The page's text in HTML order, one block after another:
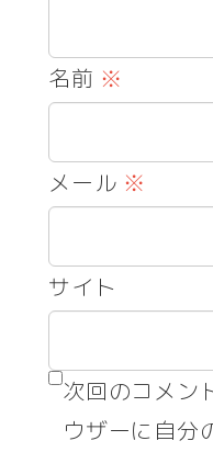
名前 ※
メール ※
サイト
次回のコメン
ウザーに自分